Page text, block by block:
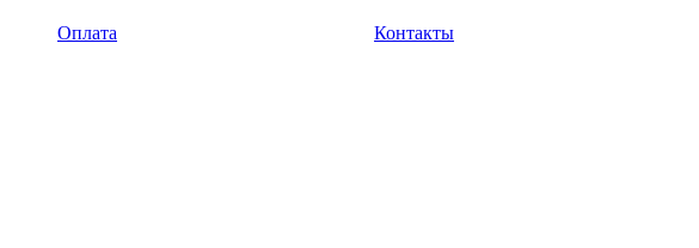
Оплата Контакты